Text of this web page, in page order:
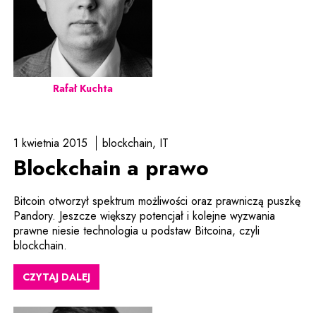
Rafał Kuchta
1 kwietnia 2015 blockchain IT
Blockchain a prawo
Bitcoin otworzył spektrum możliwości oraz prawniczą puszkę
Pandory. Jeszcze większy potencjał i kolejne wyzwania
prawne niesie technologia u podstaw Bitcoina, czyli
blockchain.
CZYTAJ DALEJ